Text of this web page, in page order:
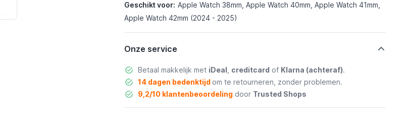
Geschikt voor: Apple Watch 38mm, Apple Watch 40mm, Apple Watch 41mm,
Apple Watch 42mm (2024 - 2025)
Onze service
Betaal makkelijk met iDeal creditcard of Klarna (achteraf).
14 dagen bedenktijd om te retourneren, zonder problemen.
9,2/10 klantenbeoordelingdoor Trusted Shops